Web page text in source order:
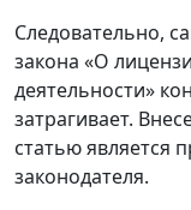
Следовательно,
закона «О
деятельности»
затрагивает.
статью является
законодателя.